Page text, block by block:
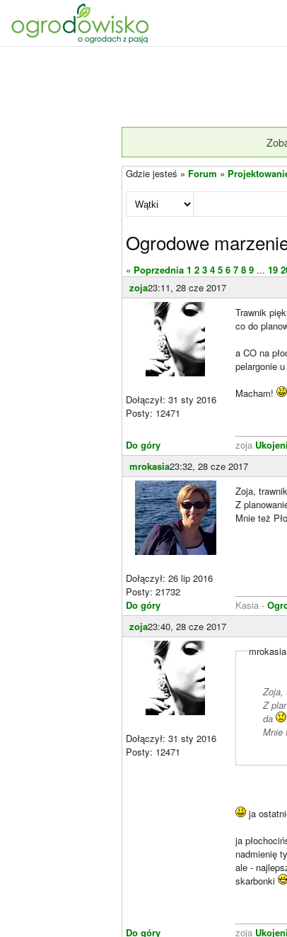
Gdzie jesteś » Forum »
Ogrodowe
« Poprzednia 1 2 3 4 5 6 7 8 9 ... 19
zoja23:11, 28 cze 2017
Dołączył: 31 sty 2016
Posty: 12471
Do góry
Trawnik
co do
a CO na
pelargonie
Macham!
zoja
mrokasia23:32, 28 cze 2017
Dołączył: 26 lip 2016
Posty: 21732
Do góry
Zoja,
Z
Mnie też
Kasia -
zoja23:40, 28 cze 2017
Dołączył: 31 sty 2016
Posty: 12471
Do góry
Zoja,
Z
da
.
Mnie
ja
ja
nadmienię
ale -
skarbonki
zoja